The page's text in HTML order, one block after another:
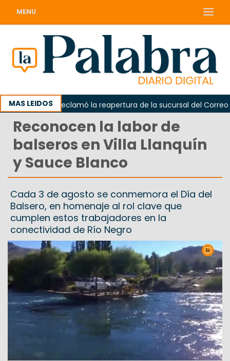
MENU
MAS LEIDOS
Odarda reclamó la reapertura de la sucursal del Correo
Reconocen la labor de
balseros en Villa Llanquín
y Sauce Blanco
Cada 3 de agosto se conmemora el Día del
Balsero, en homenaje al rol clave que
cumplen estos trabajadores en la
conectividad de Río Negro